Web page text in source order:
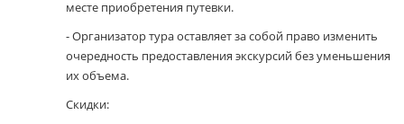
месте приобретения путевки.
- Организатор тура оставляет за собой право изменить
очередность предоставления экскурсий без уменьшения
их объема.
Скидки: